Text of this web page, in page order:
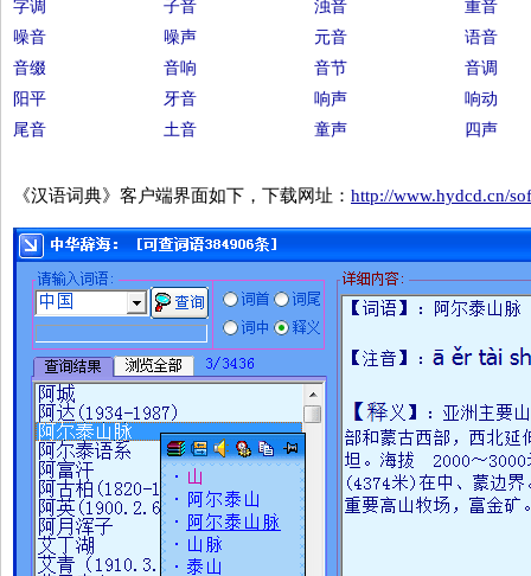
字调 子音 浊音
重音
噪音
噪声 元音
语音
音缀
音响 音节
音调
阳平
牙音 响声
响动
尾音
土音 童声 四声
《汉语词典》客户端界面如下，下载网址： http://www.hydcd.cn/